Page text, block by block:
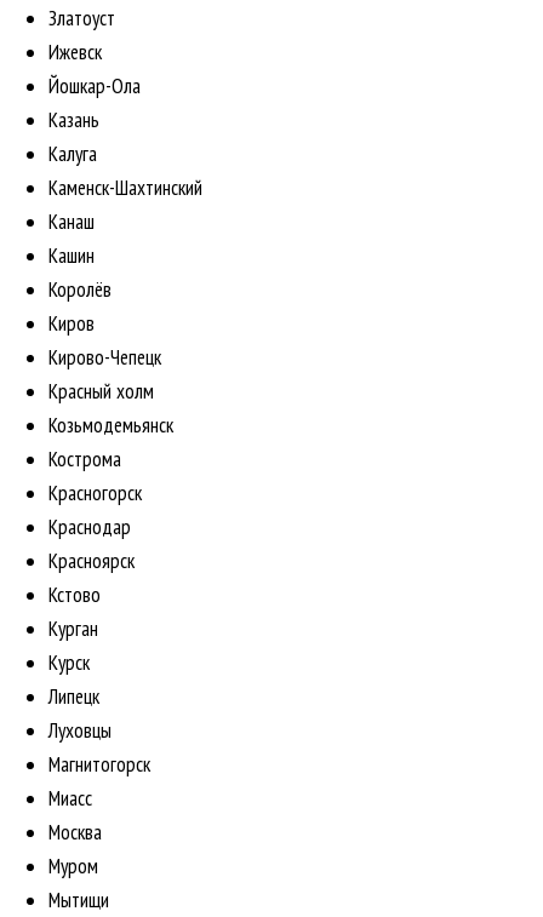
Златоуст
Ижевск
Йошкар-Ола
Казань
Калуга
Каменск-Шахтинский
Канаш
Кашин
Королёв
Киров
Кирово-Чепецк
Красный холм
Козьмодемьянск
Кострома
Красногорск
Краснодар
Красноярск
Кстово
Курган
Курск
Липецк
Луховцы
Магнитогорск
Миасс
Москва
Муром
Мытищи